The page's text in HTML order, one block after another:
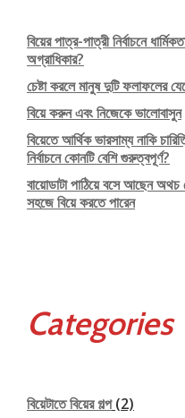
বিয়ের পাত্র-পাত্রী নির্বাচনে
অগ্রাধিকার?
চেষ্টা করলে মানুষ দুটি ফলাফলের
বিয়ে করুন এবং নিজেকে ভালোবাসুন
বিয়েতে আর্থিক ভারসাম্য নাকি
নির্বাচনে কোনটি বেশি গুরুত্বপূর্ণ?
বায়োডাটা পাঠিয়ে বসে আছেন অথচ
সহজে বিয়ে করতে পারেন
Categories
বিয়েটাতে বিয়ের গল্প(2)